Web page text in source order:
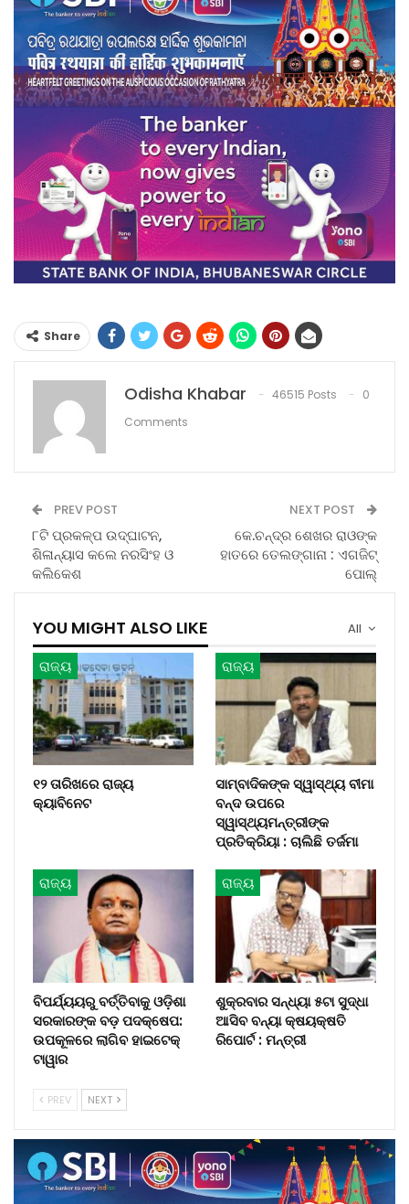
Share
Odisha Khabar 46515 Posts
0
Comments
PREV POST
୮ଟି ପ୍ରକଳ୍ପ ଉଦ୍‌ଘାଟନ,
ଶିଳାନ୍ୟାସ କଲେ ନରସିଂହ ଓ
କଲିକେଶ
NEXT POST
କେ.ଚନ୍ଦ୍ର ଶେଖର ରାଓଙ୍କ
ହାତରେ ତେଲଙ୍ଗାନା : ଏଗଜିଟ୍
ପୋଲ୍
All
YOU MIGHT ALSO LIKE
ରାଜ୍ୟ
୧୨ ତାରିଖରେ ରାଜ୍ୟ
କ୍ୟାବିନେଟ
ରାଜ୍ୟ
ସାମ୍ବାଦିକଙ୍କ ସ୍ୱାସ୍ଥ୍ୟ ବୀମା
ବନ୍ଦ ଉପରେ
ସ୍ୱାସ୍ଥ୍ୟମନ୍ତ୍ରୀଙ୍କ
ପ୍ରତିକ୍ରିୟା : ଚାଲିଛି ତର୍ଜମା
ରାଜ୍ୟ
ବିପର୍ଯ୍ୟୟରୁ ବର୍ତ୍ତିବାକୁ ଓଡ଼ିଶା
ସରକାରଙ୍କ ବଡ଼ ପଦକ୍ଷେପ:
ଉପକୂଳରେ ଲାଗିବ ହାଇଟେକ୍‌
ଟାୱାର
ରାଜ୍ୟ
ଶୁକ୍ରବାର ସନ୍ଧ୍ୟା ୫ଟା ସୁଦ୍ଧା
ଆସିବ ବନ୍ୟା କ୍ଷୟକ୍ଷତି
ରିପୋର୍ଟ : ମନ୍ତ୍ରୀ
PREV NEXT